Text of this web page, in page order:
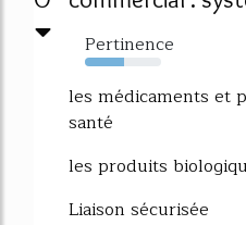
Pertinence
51%
les médicaments et
santé
les produits
Liaison sécurisée